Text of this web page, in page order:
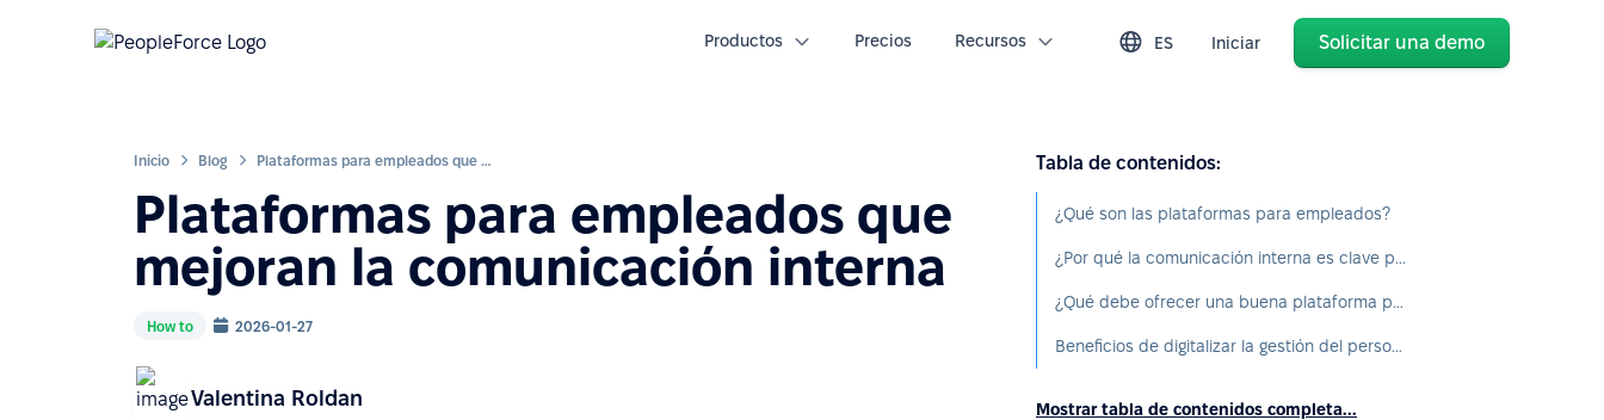
Productos Precios Recursos ES Iniciar Solicitar una demo
Inicio Blog Plataformas para empleados que mejoran la comunicación interna
Plataformas para empleados que
mejoran la comunicación interna
How to 2026-01-27
Valentina Roldan
Tabla de contenidos:
¿Qué son las plataformas para empleados?
¿Por qué la comunicación interna es clave para el desempeño organizacional?
¿Qué debe ofrecer una buena plataforma para empleados?
Beneficios de digitalizar la gestión del personal
Mostrar tabla de contenidos completa...